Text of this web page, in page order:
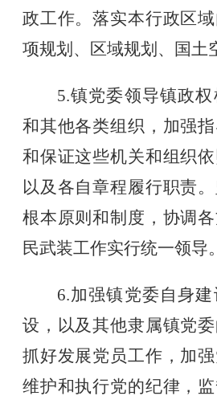
政工作。落实本行政区
项规划、区域规划、国土
5.镇党委领导镇政
和其他各类组织，加强
和保证这些机关和组织
以及各自章程履行职责
根本原则和制度，协调
民武装工作实行统一领导。
6.加强镇党委自身
设，以及其他隶属镇党委
抓好发展党员工作，加强
维护和执行党的纪律，